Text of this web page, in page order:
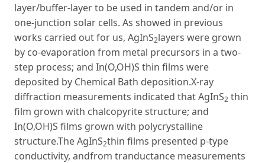
layer/buffer-layer to be used in tandem and/or in
one-junction solar cells. As showed in previous
works carried out for us, AgInS2layers were grown
by co-evaporation from metal precursors in a two-
step process; and In(O,OH)S thin films were
deposited by Chemical Bath deposition.X-ray
diffraction measurements indicated that AgInS2 thin
film grown with chalcopyrite structure; and
In(O,OH)S films grown with polycrystalline
structure.The AgInS2thin films presented p-type
conductivity, andfrom tranductance measurements